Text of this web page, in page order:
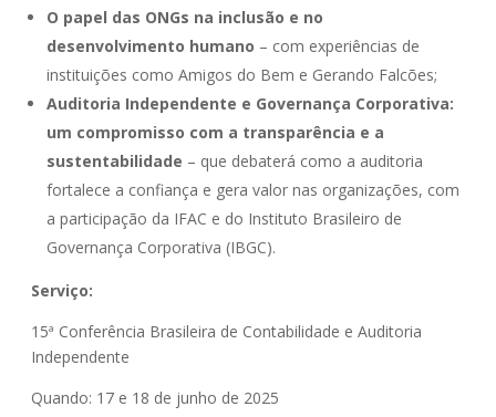
O papel das ONGs na inclusão e no
desenvolvimento humano – com experiências de
instituições como Amigos do Bem e Gerando Falcões;
Auditoria Independente e Governança Corporativa:
um compromisso com a transparência e a
sustentabilidade – que debaterá como a auditoria
fortalece a confiança e gera valor nas organizações, com
a participação da IFAC e do Instituto Brasileiro de
Governança Corporativa (IBGC).
Serviço:
15ª Conferência Brasileira de Contabilidade e Auditoria
Independente
Quando: 17 e 18 de junho de 2025